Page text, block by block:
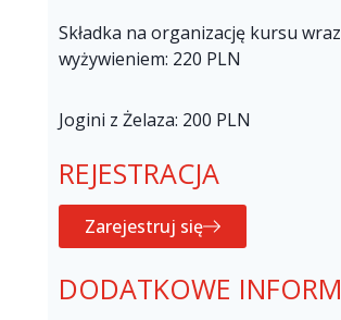
Składka na organizację kursu
wyżywieniem: 220 PLN
Jogini z Żelaza: 200 PLN
REJESTRACJA
Zarejestruj się
DODATKOWE